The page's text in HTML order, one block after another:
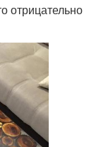
отрицательно